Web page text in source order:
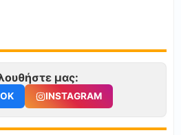
μας:
INSTAGRAM